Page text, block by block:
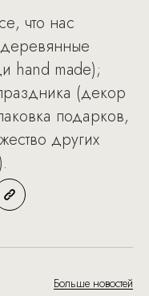
что нас
hand made);
(декор
подарков,
других
Больше новостей